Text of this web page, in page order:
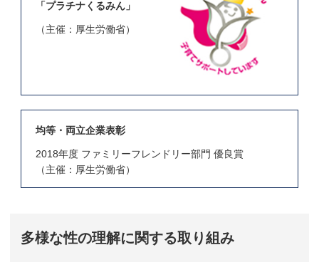
「プラチナくるみん」
（主催：厚生労働省）
均等・両立企業表彰
2018年度 ファミリーフレンドリー部門 優良賞
（主催：厚生労働省）
多様な性の理解に関する取り組み